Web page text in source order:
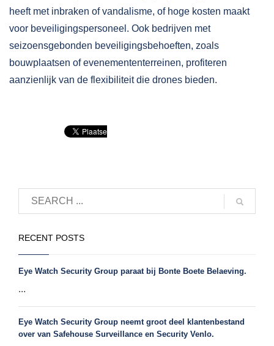
heeft met inbraken of vandalisme, of hoge kosten maakt
voor beveiligingspersoneel. Ook bedrijven met
seizoensgebonden beveiligingsbehoeften, zoals
bouwplaatsen of evenemententerreinen, profiteren
aanzienlijk van de flexibiliteit die drones bieden.
RECENT POSTS
Eye Watch Security Group paraat bij Bonte Boete Belaeving.
...
Eye Watch Security Group neemt groot deel klantenbestand
over van Safehouse Surveillance en Security Venlo.